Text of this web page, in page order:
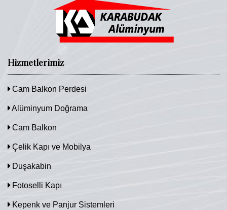
Hizmetlerimiz
Cam Balkon Perdesi
Alüminyum Doğrama
Cam Balkon
Çelik Kapı ve Mobilya
Duşakabin
Fotoselli Kapı
Kepenk ve Panjur Sistemleri